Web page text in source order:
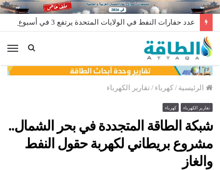
عدد حفارات النفط في الولايات المتحدة يرتفع 3 في أسبوع
الرئيسية /كهرباء /تقارير الكهرباء
تقارير الكهرباء كهرباء
شبكة الطاقة المتجددة في بحر الشمال..
مشروع بريطاني لكهربة حقول النفط
والغاز